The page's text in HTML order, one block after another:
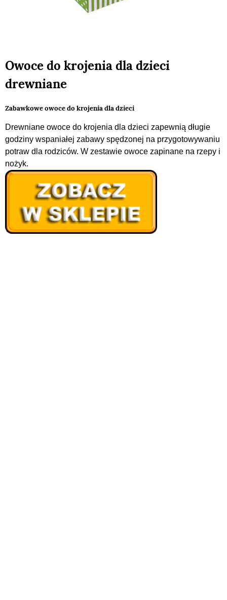
Owoce do krojenia dla dzieci
drewniane
Zabawkowe owoce do krojenia dla dzieci
Drewniane owoce do krojenia dla dzieci zapewnią długie
godziny wspaniałej zabawy spędzonej na przygotowywaniu
potraw dla rodziców. W zestawie owoce zapinane na rzepy i
nożyk.